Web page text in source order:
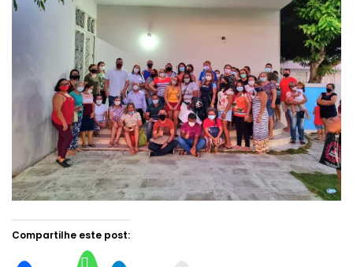
Compartilhe este post: